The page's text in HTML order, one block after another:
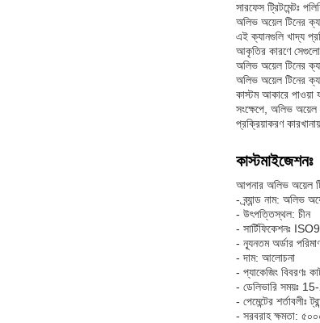
সারফেস ট্রিটমেন্টঃ
অলিভ অয়েল টিনের
এই ক্যানগুলি খাদ্য
আকৃতির কারণে
অলিভ অয়েল টিনের
অলিভ অয়েল টিনের
কাস্টম আকারে পাওয়া
সংক্ষেপে, অলিভ অয়েল
প্রক্রিয়াকরণ
কাস্টমাইজেশনঃ
আপনার অলিভ অয়েল
- ব্র্যান্ড নাম: অলিভ
- উৎপত্তিস্থল: চীন
- সার্টিফিকেশনঃ
- ন্যূনতম অর্ডার
- দাম: আলোচনা
- প্যাকেজিং বিবরণঃ
- ডেলিভারি সময়ঃ
- পেমেন্টের শর্তাবলীঃ
- সরবরাহ ক্ষমতা: